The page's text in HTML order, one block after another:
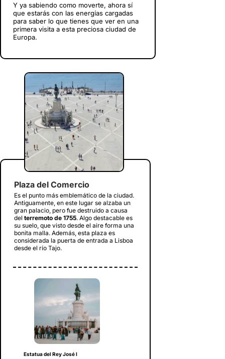
Y ya sabiendo como moverte, ahora sí
que estarás con las energías cargadas
para saber lo que tienes que ver en una
primera visita a esta preciosa ciudad de
Europa.
Plaza del Comercio
Es el punto más emblemático de la ciudad.
Antiguamente, en este lugar se alzaba un
gran palacio, pero fue destruido a causa
del terremoto de 1755. Algo destacable es
su suelo, que visto desde el aire forma una
bonita malla. Además, esta plaza es
considerada la puerta de entrada a Lisboa
desde el río Tajo.
Estatua del Rey José I